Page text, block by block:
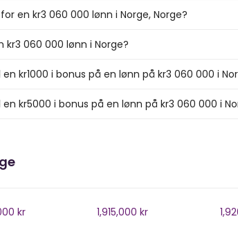
en kr3 060 000 lønn i Norge, Norge?
060 000 lønn i Norge?
kr1000 i bonus på en lønn på kr3 060 000 i
kr5000 i bonus på en lønn på kr3 060 000 i
kr 1,915,000 kr